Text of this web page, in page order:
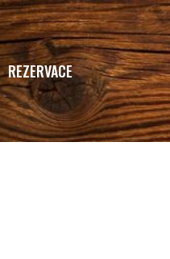
REZERVACE